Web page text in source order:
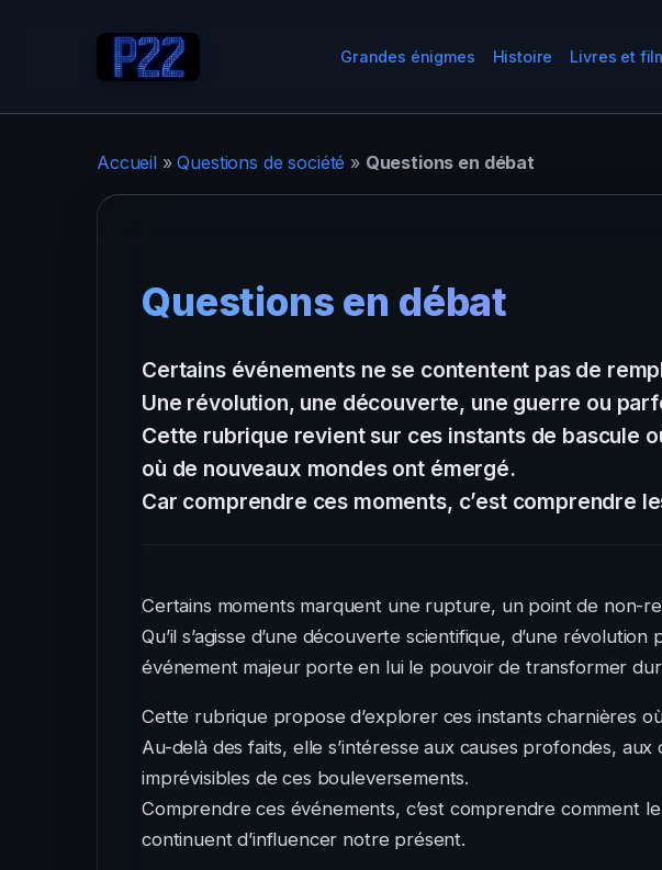
Grandes énigmes Histoire Livres et
Accueil»Questions de société » Questions en débat
Questions en débat
Certains événements ne se contentent pas de
Une révolution, une découverte, une guerre ou
Cette rubrique revient sur ces instants de bascule
où de nouveaux mondes ont émergé.
Car comprendre ces moments, c’est comprendre
Certains moments marquent une rupture, un point de non-
Qu’il s’agisse d’une découverte scientifique, d’une
événement majeur porte en lui le pouvoir de transformer
Cette rubrique propose d’explorer ces instants charnières
Au-delà des faits, elle s’intéresse aux causes profondes,
imprévisibles de ces bouleversements.
Comprendre ces événements, c’est comprendre comment
continuent d’influencer notre présent.